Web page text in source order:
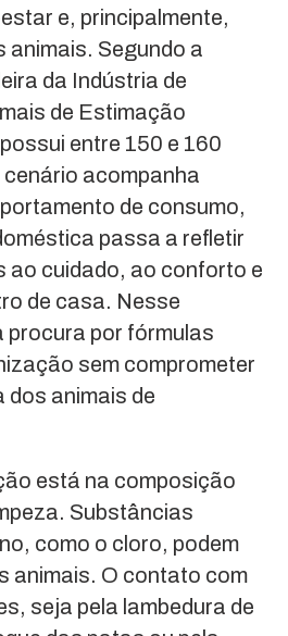
e, principalmente,
animais. Segundo a
da Indústria de
de Estimação
entre 150 e 160
cenário acompanha
de consumo,
passa a refletir
ao cuidado, ao conforto e
de casa. Nesse
por fórmulas
sem comprometer
dos animais de
está na composição
Substâncias
como o cloro, podem
animais. O contato com
seja pela lambedura de